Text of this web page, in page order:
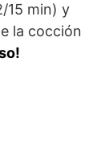
15 min) y
la cocción